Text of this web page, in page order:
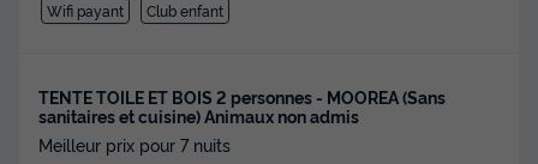
Wifi payant Club enfant
TENTE TOILE ET BOIS 2 personnes - MOOREA (Sans
sanitaires et cuisine) Animaux non admis
Meilleur prix pour 7 nuits